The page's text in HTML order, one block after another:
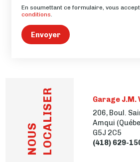
En soumettant ce formulaire, vous
conditions.
Envoyer
NOUS LOCALISER
Garage J.M.
206, Boul.
Amqui
G5J 2C5
(418) 629-